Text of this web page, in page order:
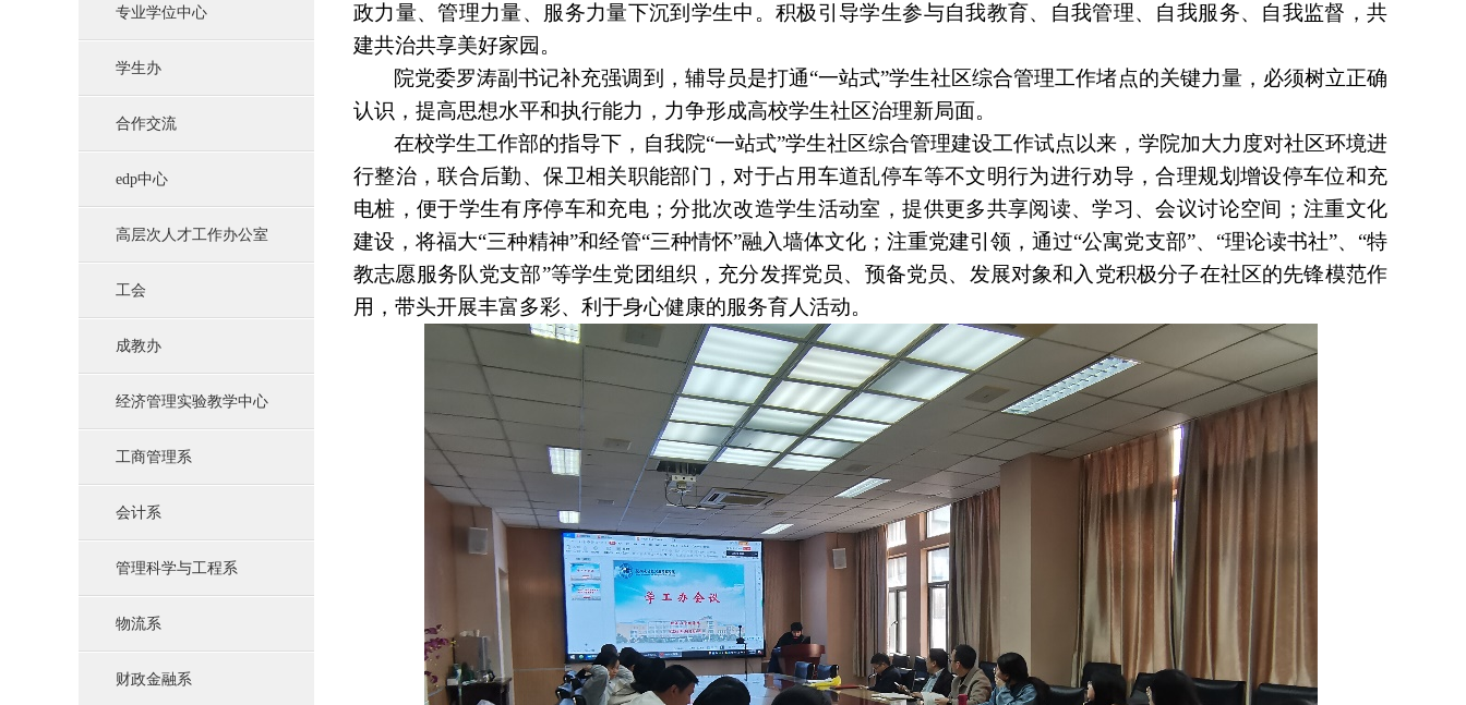
专业学位中心
学生办
合作交流
edp中心
高层次人才工作办公室
工会
成教办
经济管理实验教学中心
工商管理系
会计系
管理科学与工程系
物流系
财政金融系
政力量、管理力量、服务力量下沉到学生中。积极引导学生参与自我教育、自我管理、自我服务、自我监督，共
建共治共享美好家园。
院党委罗涛副书记补充强调到，辅导员是打通“一站式”学生社区综合管理工作堵点的关键力量，必须树立正确
认识，提高思想水平和执行能力，力争形成高校学生社区治理新局面。
在校学生工作部的指导下，自我院“一站式”学生社区综合管理建设工作试点以来，学院加大力度对社区环境进
行整治，联合后勤、保卫相关职能部门，对于占用车道乱停车等不文明行为进行劝导，合理规划增设停车位和充
电桩，便于学生有序停车和充电；分批次改造学生活动室，提供更多共享阅读、学习、会议讨论空间；注重文化
建设，将福大“三种精神”和经管“三种情怀”融入墙体文化；注重党建引领，通过“公寓党支部”、“理论读书社”、“特
教志愿服务队党支部”等学生党团组织，充分发挥党员、预备党员、发展对象和入党积极分子在社区的先锋模范作
用，带头开展丰富多彩、利于身心健康的服务育人活动。